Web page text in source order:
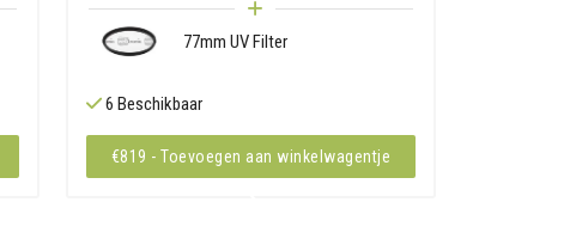
77mm UV Filter
6 Beschikbaar
€819 - Toevoegen aan winkelwagentje